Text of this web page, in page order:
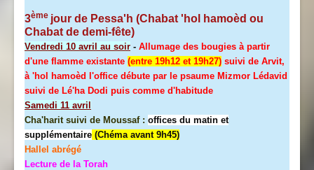
3ème jour de Pessa'h (Chabat 'hol hamoèd ou
Chabat de demi-fête)
Vendredi 10 avril au soir - Allumage des bougies à partir
d'une flamme existante (entre 19h12 et 19h27) suivi de Arvit,
à 'hol hamoèd l'office débute par le psaume Mizmor Lédavid
suivi de Lé'ha Dodi puis comme d'habitude
Samedi 11 avril
Cha'harit suivi de Moussaf : offices du matin et
supplémentaire (Chéma avant 9h45)
Hallel abrégé
Lecture de la Torah